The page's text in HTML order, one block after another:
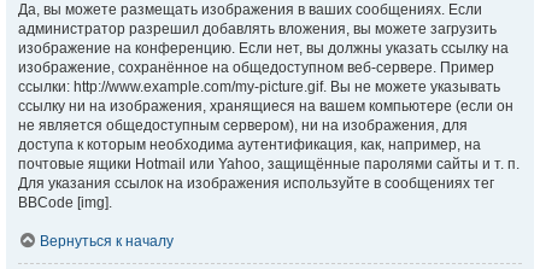
Да, вы можете размещать изображения в ваших сообщениях. Если
администратор разрешил добавлять вложения, вы можете загрузить
изображение на конференцию. Если нет, вы должны указать ссылку на
изображение, сохранённое на общедоступном веб-сервере. Пример
ссылки: http://www.example.com/my-picture.gif. Вы не можете указывать
ссылку ни на изображения, хранящиеся на вашем компьютере (если он
не является общедоступным сервером), ни на изображения, для
доступа к которым необходима аутентификация, как, например, на
почтовые ящики Hotmail или Yahoo, защищённые паролями сайты и т. п.
Для указания ссылок на изображения используйте в сообщениях тег
BBCode [img].
Вернуться к началу